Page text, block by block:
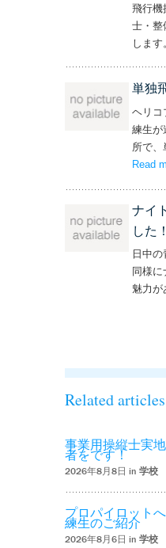
飛行機
士・整
します
単独
ヘリコ
練生が
所で、
Read
ナイ
した
日中
同様
魅力が
Related articles
事業用操縦士実
者をです！
2026年8月8日 in 学校
プロパイロット
練生のご紹介
2026年8月6日 in 学校